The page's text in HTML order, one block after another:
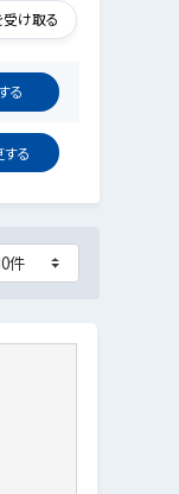
る
する
け取る